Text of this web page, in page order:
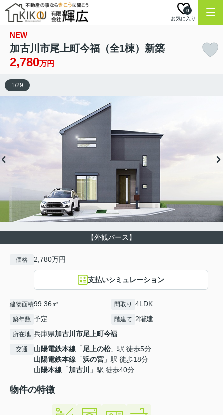
お気に入り
0
NEW
加古川市尾上町今福（全1棟）新築
2,780万円
【外観パース】
1/29
価格 2,780万円
支払いシミュレーション
建物面積99.36㎡ 間取り 4LDK
築年数 予定 階建て 2階建
所在地 兵庫県加古川市尾上町今福
交通 山陽電鉄本線 「尾上の松」駅 徒歩5分
山陽電鉄本線 「浜の宮 」駅 徒歩18分
山陽本線 「加古川 」駅 徒歩40分
物件の特徴